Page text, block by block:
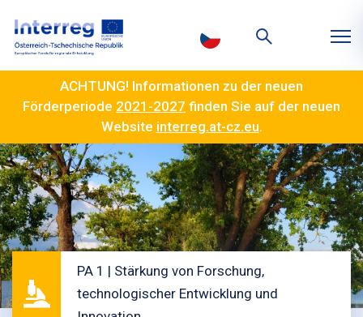
ACHTUNG! Informationen zu der neuen
Förderperiode 2021-2027 finden Sie auf der neuen
Website interreg.at-cz.eu.
PA 1 | Stärkung von Forschung,
technologischer Entwicklung und